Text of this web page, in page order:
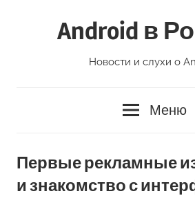
Android в
Новости и слухи о
Меню
Первые рекламные
и знакомство с